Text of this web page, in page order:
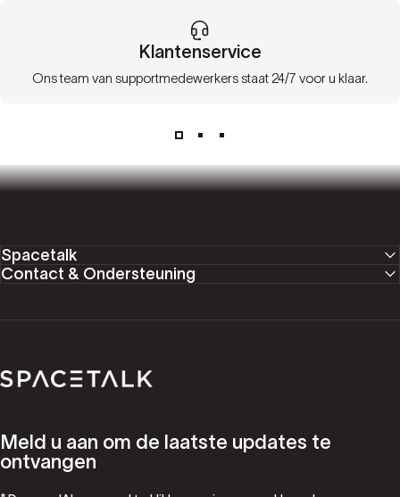
Klantenservice
Ons team van supportmedewerkers staat 24/7 voor u klaar.
Spacetalk
Contact & Ondersteuning
Spacetalk
Meld u aan om de laatste updates te
ontvangen